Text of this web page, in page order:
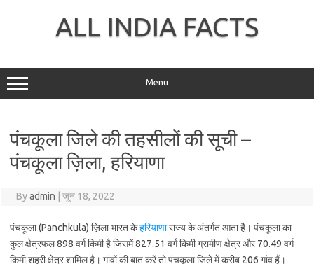
ALL INDIA FACTS
Menu
पंचकूला जिले की तहसीलों की सूची –
पंचकूला ज़िला, हरियाणा
Byadmin जून 18, 2022
पंचकूला (Panchkula) ज़िला भारत केहरियाणाराज्य के अंतर्गत आता है। पंचकूला का
कुल क्षेत्रफल 898 वर्ग किमी है जिसमें 827.51 वर्ग किमी ग्रामीण क्षेत्र और 70.49 वर्ग
किमी शहरी क्षेत्र शामिल है। गांवों की बात करें तो पंचकूला जिले में करीब 206 गांव हैं।